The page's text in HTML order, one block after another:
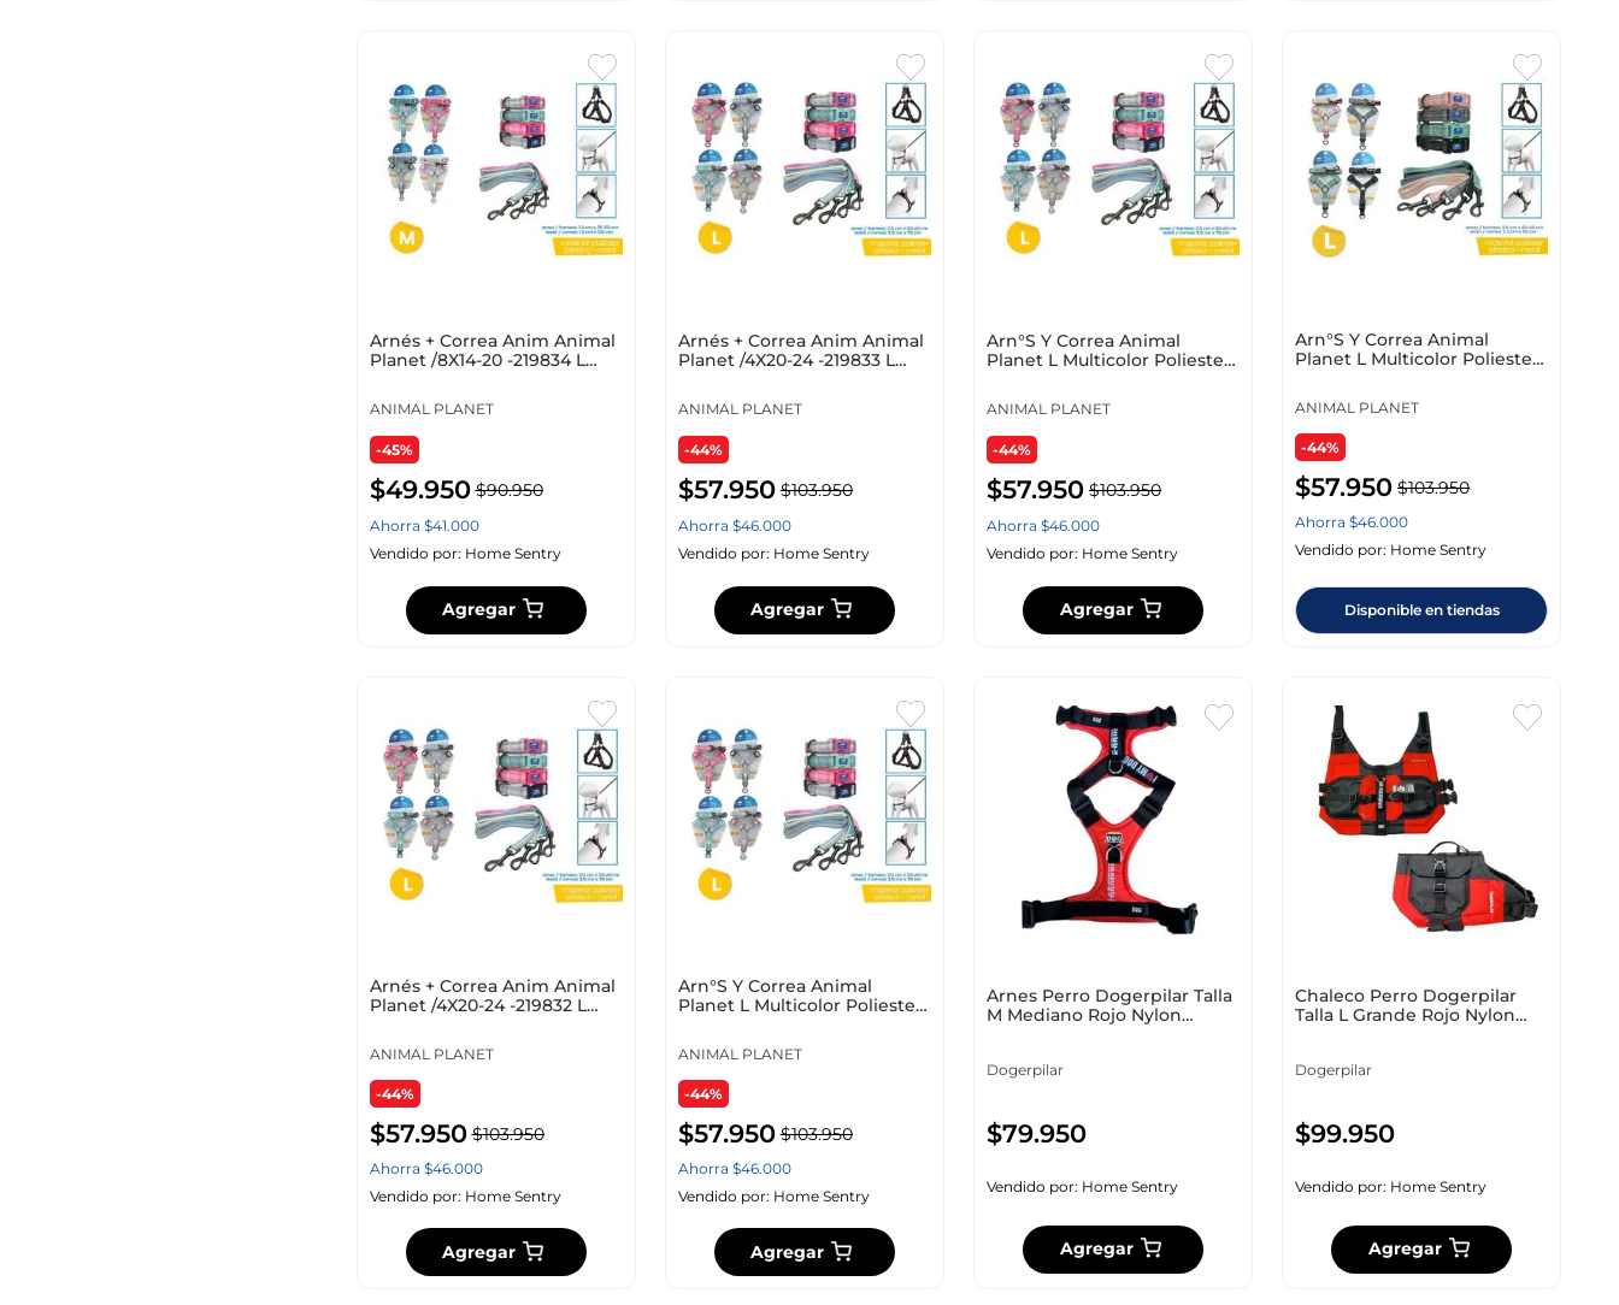
Arnés + Correa Anim Animal
Planet /8X14-20 -219834 L
ANIMAL PLANET
-45%
$49.950 $90.950
Ahorra $41.000
Vendido por: Home Sentry
Agregar
Arnés + Correa Anim Animal
Planet /4X20-24 -219833 L
ANIMAL PLANET
-44%
$57.950 $103.950
Ahorra $46.000
Vendido por: Home Sentry
Agregar
Arn°S Y Correa Animal
Planet L Multicolor Poliester
ANIMAL PLANET
-44%
$57.950 $103.950
Ahorra $46.000
Vendido por: Home Sentry
Agregar
Arn°S Y Correa Animal
Planet L Multicolor Poliester
ANIMAL PLANET
-44%
$57.950 $103.950
Ahorra$46.000
Vendido por: Home Sentry
Disponible en tiendas
Arnés + Correa Anim Animal
Planet /4X20-24 -219832 L
ANIMAL PLANET
-44%
$57.950 $103.950
Ahorra $46.000
Vendido por: Home Sentry
Agregar
Arn°S Y Correa Animal
Planet L Multicolor Poliester
ANIMAL PLANET
-44%
$57.950 $103.950
Ahorra $46.000
Vendido por: Home Sentry
Agregar
Arnes Perro Dogerpilar Talla
M Mediano Rojo Nylon
Dogerpilar
$79.950
Vendido por: Home Sentry
Agregar
Chaleco Perro Dogerpilar
Talla L Grande Rojo Nylon
Dogerpilar
$99.950
Vendido por: Home Sentry
Agregar